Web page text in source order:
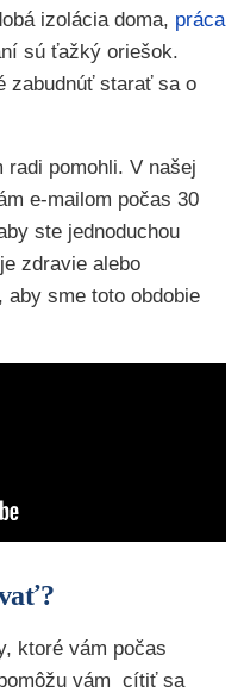
izolácia doma, práca
sú ťažký oriešok.
zabudnúť starať sa o
pomohli. V našej
e-mailom počas 30
ste jednoduchou
zdravie alebo
aby sme toto obdobie
ktoré vám počas
vám cítiť sa